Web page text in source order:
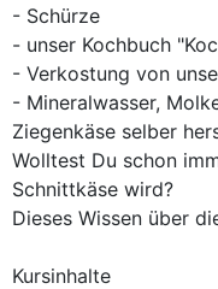
- Schürze
- unser Kochbuch
- Verkostung von
- Mineralwasser,
Ziegenkäse selber
Wolltest Du schon
Schnittkäse wird?
Dieses Wissen über
Kursinhalte